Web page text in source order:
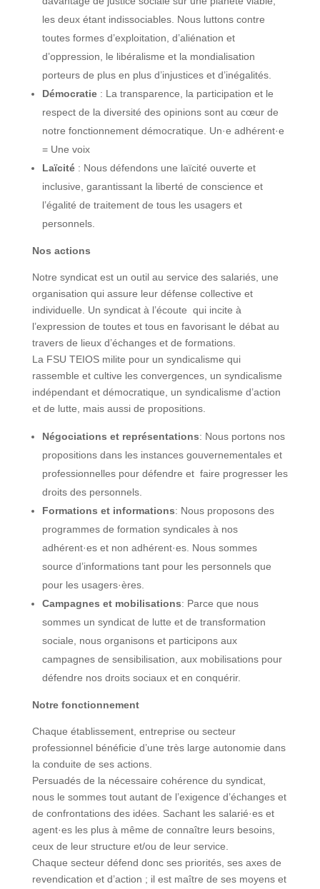
les deux étant indissociables. Nous luttons contre
toutes formes d’exploitation, d’aliénation et
d’oppression, le libéralisme et la mondialisation
porteurs de plus en plus d’injustices et d’inégalités.
Démocratie : La transparence, la participation et le
respect de la diversité des opinions sont au cœur de
notre fonctionnement démocratique. Un·e adhérent·e
= Une voix
Laïcité : Nous défendons une laïcité ouverte et
inclusive, garantissant la liberté de conscience et
l’égalité de traitement de tous les usagers et
personnels.
Nos actions
Notre syndicat est un outil au service des salariés, une
organisation qui assure leur défense collective et
individuelle. Un syndicat à l’écoute qui incite à
l’expression de toutes et tous en favorisant le débat au
travers de lieux d’échanges et de formations.
La FSU TEIOS milite pour un syndicalisme qui
rassemble et cultive les convergences, un syndicalisme
indépendant et démocratique, un syndicalisme d’action
et de lutte, mais aussi de propositions.
Négociations et représentations: Nous portons nos
propositions dans les instances gouvernementales et
professionnelles pour défendre et faire progresser les
droits des personnels.
Formations et informations: Nous proposons des
programmes de formation syndicales à nos
adhérent·es et non adhérent·es. Nous sommes
source d’informations tant pour les personnels que
pour les usagers·ères.
Campagnes et mobilisations: Parce que nous
sommes un syndicat de lutte et de transformation
sociale, nous organisons et participons aux
campagnes de sensibilisation, aux mobilisations pour
défendre nos droits sociaux et en conquérir.
Notre fonctionnement
Chaque établissement, entreprise ou secteur
professionnel bénéficie d’une très large autonomie dans
la conduite de ses actions.
Persuadés de la nécessaire cohérence du syndicat,
nous le sommes tout autant de l’exigence d’échanges et
de confrontations des idées. Sachant les salarié·es et
agent·es les plus à même de connaître leurs besoins,
ceux de leur structure et/ou de leur service.
Chaque secteur défend donc ses priorités, ses axes de
revendication et d’action ; il est maître de ses moyens et